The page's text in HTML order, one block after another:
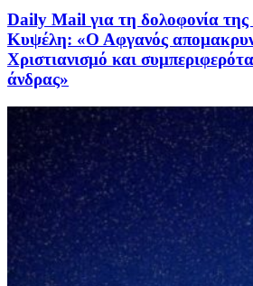
Daily Mail για τη δολοφονία της
Κυψέλη: «Ο Αφγανός
Χριστιανισμό και
άνδρας»